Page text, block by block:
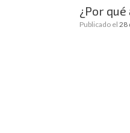
¿Por
Publicado el 28